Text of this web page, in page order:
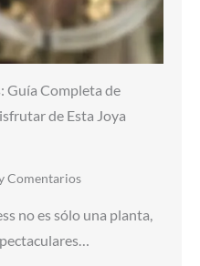
Guía Completa de
de Esta Joya
Comentarios
no es sólo una planta,